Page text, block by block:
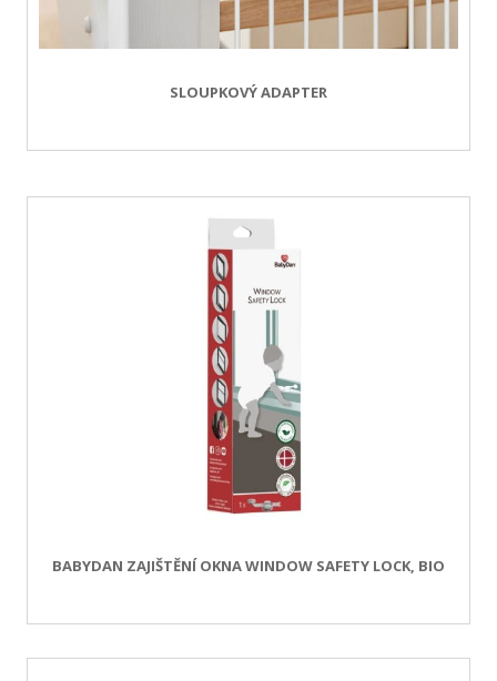
SLOUPKOVÝ ADAPTER
BABYDAN ZAJIŠTĚNÍ OKNA WINDOW SAFETY LOCK, BIO